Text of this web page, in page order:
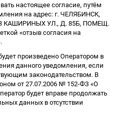
настоящее согласие, путём
на адрес: г. ЧЕЛЯБИНСК,
КАШИРИНЫХ УЛ., Д. 85Б, ПОМЕЩ.
«отзыв согласия на
произведено Оператором в
данного уведомления, если
законодательством. В
от 27.07.2006 № 152-ФЗ «О
будет вправе продолжать
данных в отсутствии